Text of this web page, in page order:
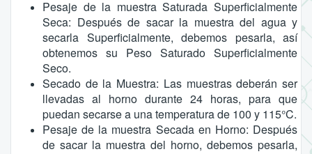
Pesaje de la muestra Saturada Superficialmente
Seca: Después de sacar la muestra del agua y
secarla Superficialmente, debemos pesarla, así
obtenemos su Peso Saturado Superficialmente
Seco.
Secado de la Muestra: Las muestras deberán ser
llevadas al horno durante 24 horas, para que
puedan secarse a una temperatura de 100 y 115°C.
Pesaje de la muestra Secada en Horno: Después
de sacar la muestra del horno, debemos pesarla,